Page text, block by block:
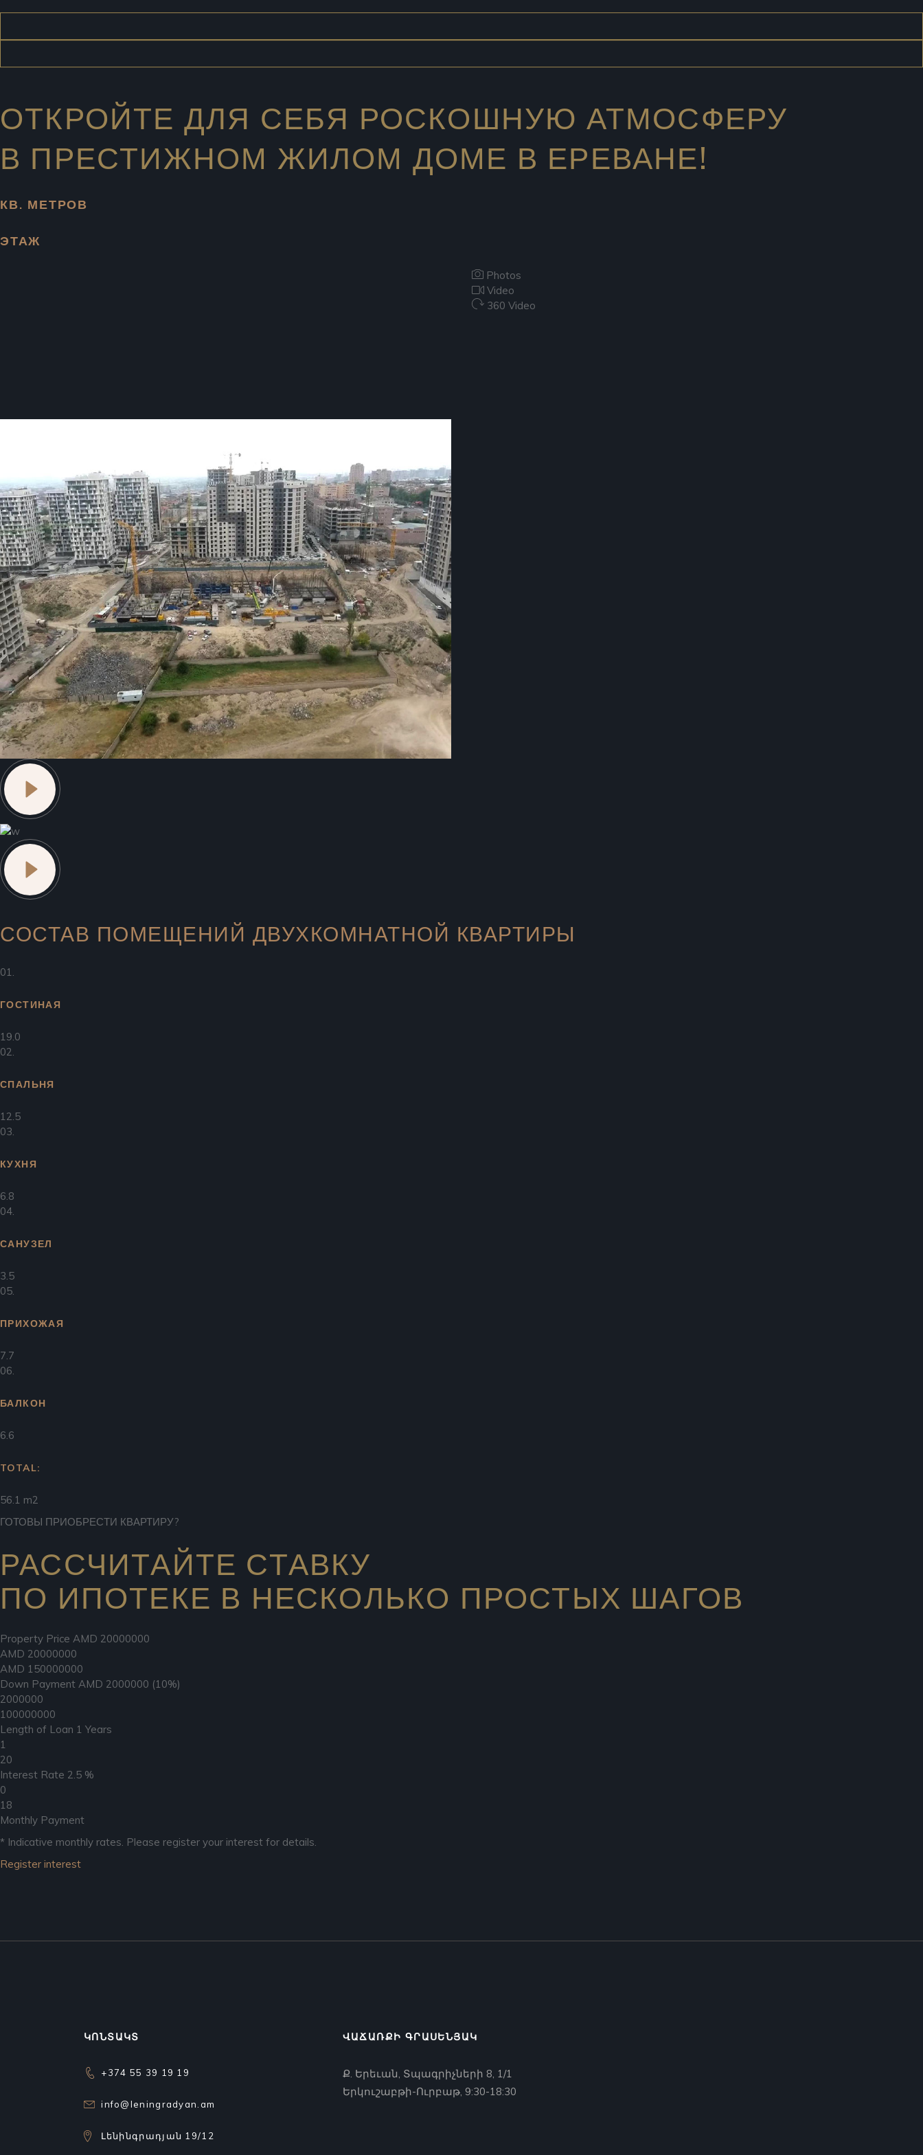
ОТКРОЙТЕ ДЛЯ СЕБЯ РОСКОШНУЮ АТМОСФЕРУ
В ПРЕСТИЖНОМ ЖИЛОМ ДОМЕ В ЕРЕВАНЕ!
КВ. МЕТРОВ
ЭТАЖ
Photos
Video
360 Video
СОСТАВ ПОМЕЩЕНИЙ ДВУХКОМНАТНОЙ КВАРТИРЫ
01.
ГОСТИНАЯ
19.0
02.
СПАЛЬНЯ
12.5
03.
КУХНЯ
6.8
04.
САНУЗЕЛ
3.5
05.
ПРИХОЖАЯ
7.7
06.
БАЛКОН
6.6
TOTAL:
56.1 m2
ГОТОВЫ ПРИОБРЕСТИ КВАРТИРУ?
РАССЧИТАЙТЕ СТАВКУ
ПО ИПОТЕКЕ В НЕСКОЛЬКО ПРОСТЫХ ШАГОВ
Property Price AMD 20000000
AMD 20000000
AMD 150000000
Down Payment AMD 2000000 (10%)
2000000
100000000
Length of Loan 1 Years
1
20
Interest Rate 2.5 %
0
18
Monthly Payment
* Indicative monthly rates. Please register your interest for details.
Register interest
ԿՈՆՏԱԿՏ
+374 55 39 19 19
info@leningradyan.am
Լենինգրադյան 19/12
ՎԱՃԱՌՔԻ ԳՐԱՍԵՆՅԱԿ
Ք. Երեւան, Տպագրիչների 8, 1/1
Երկուշաբթի-Ուրբաթ, 9:30-18:30